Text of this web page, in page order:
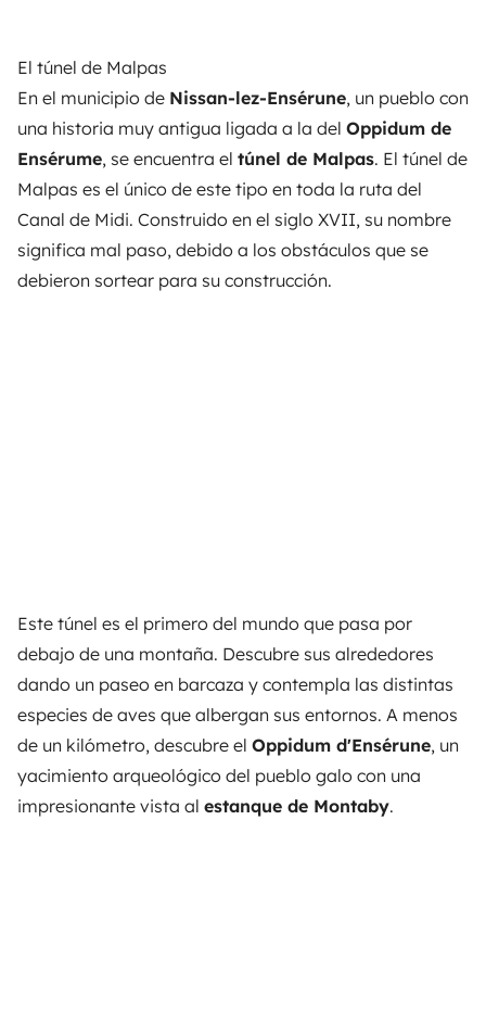
El túnel de Malpas
En el municipio de Nissan-lez-Ensérune, un pueblo con
una historia muy antigua ligada a la del Oppidum de
Ensérume, se encuentra el túnel de Malpas. El túnel de
Malpas es el único de este tipo en toda la ruta del
Canal de Midi. Construido en el siglo XVII, su nombre
significa mal paso, debido a los obstáculos que se
debieron sortear para su construcción.
Este túnel es el primero del mundo que pasa por
debajo de una montaña. Descubre sus alrededores
dando un paseo en barcaza y contempla las distintas
especies de aves que albergan sus entornos. A menos
de un kilómetro, descubre el Oppidum d'Ensérune, un
yacimiento arqueológico del pueblo galo con una
impresionante vista al estanque de Montaby.